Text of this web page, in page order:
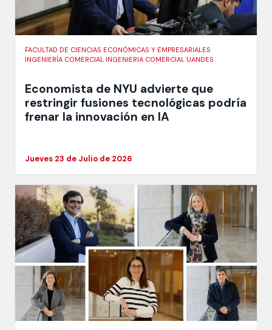
FACULTAD DE CIENCIAS ECONÓMICAS Y EMPRESARIALES
INGENIERÍA COMERCIAL INGENIERIA COMERCIAL UANDES
Economista de NYU advierte que
restringir fusiones tecnológicas podría
frenar la innovación en IA
Jueves 23 de Julio de 2026